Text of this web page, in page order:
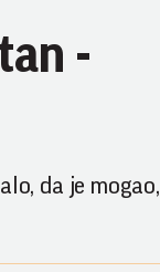
-
da je mogao,